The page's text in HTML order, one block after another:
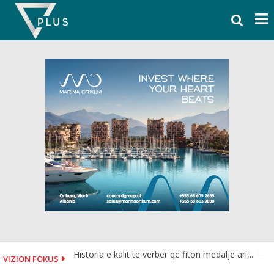
Skip
content
VIZION FOKUS Historia e kalit të verbër që fiton medalje ari,...